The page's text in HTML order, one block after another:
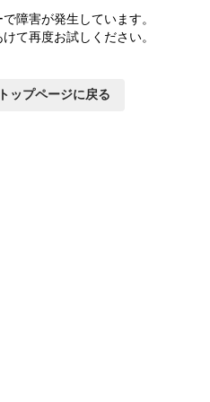
障害が発生しています。
て再度お試しください。
トップページに戻る